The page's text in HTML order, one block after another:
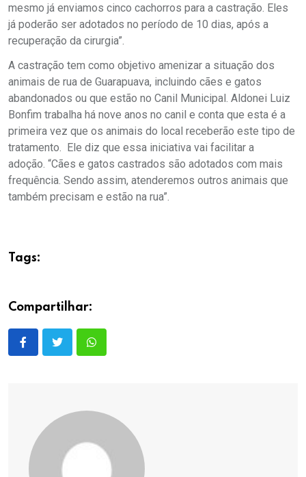
mesmo já enviamos cinco cachorros para a castração. Eles
já poderão ser adotados no período de 10 dias, após a
recuperação da cirurgia”.
A castração tem como objetivo amenizar a situação dos
animais de rua de Guarapuava, incluindo cães e gatos
abandonados ou que estão no Canil Municipal. Aldonei Luiz
Bonfim trabalha há nove anos no canil e conta que esta é a
primeira vez que os animais do local receberão este tipo de
tratamento. Ele diz que essa iniciativa vai facilitar a
adoção. “Cães e gatos castrados são adotados com mais
frequência. Sendo assim, atenderemos outros animais que
também precisam e estão na rua”.
Tags:
Compartilhar: